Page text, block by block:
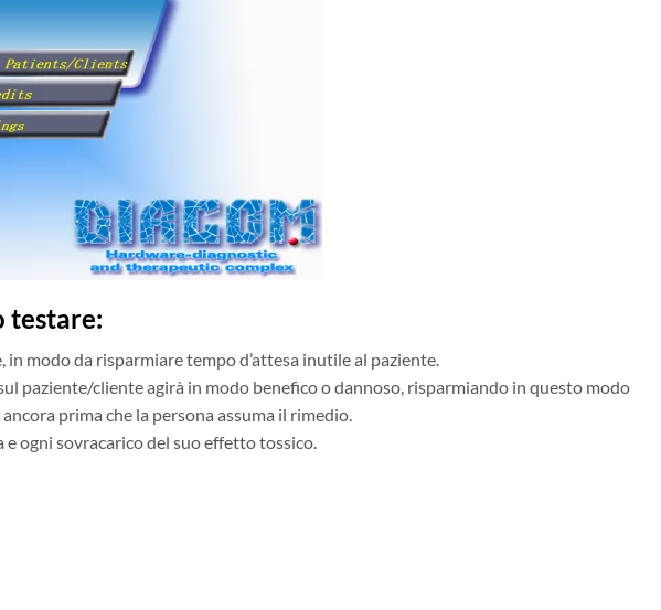
testare:
modo da risparmiare tempo d’attesa inutile al paziente.
paziente/cliente agirà in modo benefico o dannoso, risparmiando in questo modo
prima che la persona assuma il rimedio.
ogni sovracarico del suo effetto tossico.